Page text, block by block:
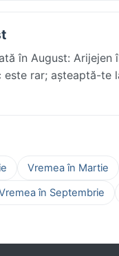
în August:
rar; așteaptă-
Vremea în Martie
în Septembrie